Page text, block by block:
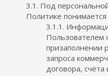
3.1. Под
Политике
3.1.1.
Пользователем
призаполнении
запроса
договора,